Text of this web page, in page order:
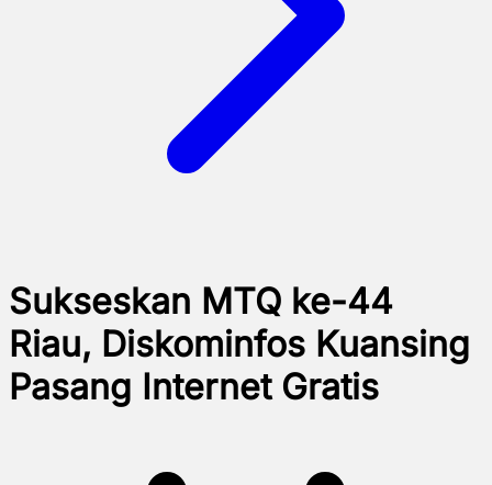
Sukseskan MTQ ke-44
Riau, Diskominfos Kuansing
Pasang Internet Gratis